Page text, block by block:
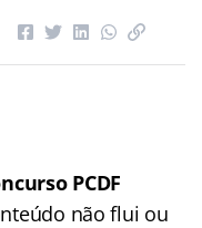
PCDF
não flui ou